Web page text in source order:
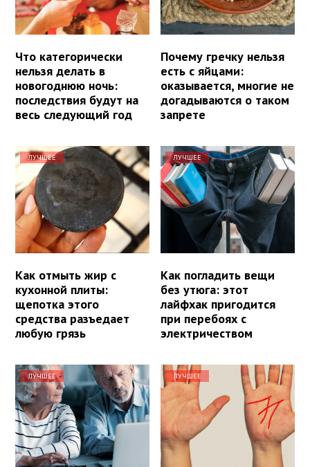
Что категорически
нельзя делать в
новогоднюю ночь:
последствия будут на
весь следующий год
Почему гречку нельзя
есть с яйцами:
оказывается, многие не
догадываются о таком
запрете
ЛУЧШЕЕ
Как отмыть жир с
кухонной плиты:
щепотка этого
средства разъедает
любую грязь
ЛУЧШЕЕ
Как погладить вещи
без утюга: этот
лайфхак пригодится
при перебоях с
электричеством
ЛУЧШЕЕ ЛУЧШЕЕ